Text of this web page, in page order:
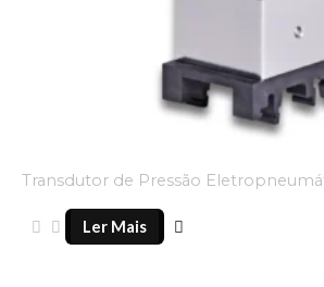
Transdutor de Pressão
Ler Mais